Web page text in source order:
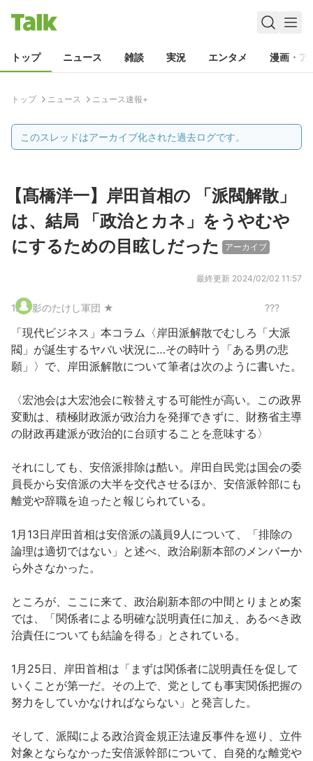
トップ ニュース 雑談 実況 エンタメ 漫画・ア
トップ ニュース ニュース速報+
このスレッドはアーカイブ化された過去ログです。
【髙橋洋一】岸田首相の 「派閥解散」
は、結局 「政治とカネ」をうやむや
にするための目眩しだった
アーカイブ
最終更新 2024/02/02 11:57
1. 影のたけし軍団 ★ ???
「現代ビジネス」本コラム〈岸田派解散でむしろ「大派
閥」が誕生するヤバい状況に…その時叶う「ある男の悲
願」〉で、岸田派解散について筆者は次のように書いた。
〈宏池会は大宏池会に鞍替えする可能性が高い。この政界
変動は、積極財政派が政治力を発揮できずに、財務省主導
の財政再建派が政治的に台頭することを意味する〉
それにしても、安倍派排除は酷い。岸田自民党は国会の委
員長から安倍派の大半を交代させるほか、安倍派幹部にも
離党や辞職を迫ったと報じられている。
1月13日岸田首相は安倍派の議員9人について、「排除の
論理は適切ではない」と述べ、政治刷新本部のメンバーか
ら外さなかった。
ところが、ここに来て、政治刷新本部の中間とりまとめ案
では、「関係者による明確な説明責任に加え、あるべき政
治責任についても結論を得る」とされている。
1月25日、岸田首相は「まずは関係者に説明責任を促して
いくことが第一だ。その上で、党としても事実関係把握の
努力をしていかなければならない」と発言した。
そして、派閥による政治資金規正法違反事件を巡り、立件
対象とならなかった安倍派幹部について、自発的な離党や